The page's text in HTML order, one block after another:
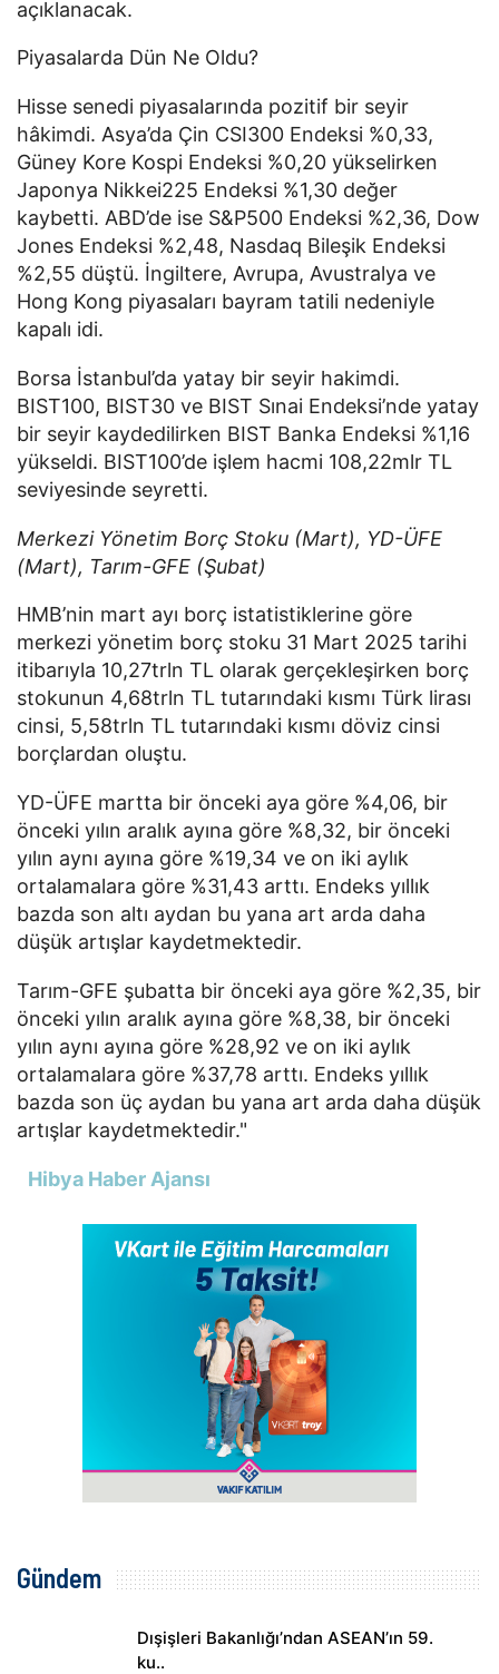
açıklanacak.
Piyasalarda Dün Ne Oldu?
Hisse senedi piyasalarında pozitif bir seyir
hâkimdi. Asya’da Çin CSI300 Endeksi %0,33,
Güney Kore Kospi Endeksi %0,20 yükselirken
Japonya Nikkei225 Endeksi %1,30 değer
kaybetti. ABD’de ise S&P500 Endeksi %2,36, Dow
Jones Endeksi %2,48, Nasdaq Bileşik Endeksi
%2,55 düştü. İngiltere, Avrupa, Avustralya ve
Hong Kong piyasaları bayram tatili nedeniyle
kapalı idi.
Borsa İstanbul’da yatay bir seyir hakimdi.
BIST100, BIST30 ve BIST Sınai Endeksi’nde yatay
bir seyir kaydedilirken BIST Banka Endeksi %1,16
yükseldi. BIST100’de işlem hacmi 108,22mlr TL
seviyesinde seyretti.
Merkezi Yönetim Borç Stoku (Mart), YD-ÜFE
(Mart), Tarım-GFE (Şubat)
HMB’nin mart ayı borç istatistiklerine göre
merkezi yönetim borç stoku 31 Mart 2025 tarihi
itibarıyla 10,27trln TL olarak gerçekleşirken borç
stokunun 4,68trln TL tutarındaki kısmı Türk lirası
cinsi, 5,58trln TL tutarındaki kısmı döviz cinsi
borçlardan oluştu.
YD-ÜFE martta bir önceki aya göre %4,06, bir
önceki yılın aralık ayına göre %8,32, bir önceki
yılın aynı ayına göre %19,34 ve on iki aylık
ortalamalara göre %31,43 arttı. Endeks yıllık
bazda son altı aydan bu yana art arda daha
düşük artışlar kaydetmektedir.
Tarım-GFE şubatta bir önceki aya göre %2,35, bir
önceki yılın aralık ayına göre %8,38, bir önceki
yılın aynı ayına göre %28,92 ve on iki aylık
ortalamalara göre %37,78 arttı. Endeks yıllık
bazda son üç aydan bu yana art arda daha düşük
artışlar kaydetmektedir."
Hibya Haber Ajansı
Gündem
Dışişleri Bakanlığı’ndan ASEAN’ın 59.
ku..